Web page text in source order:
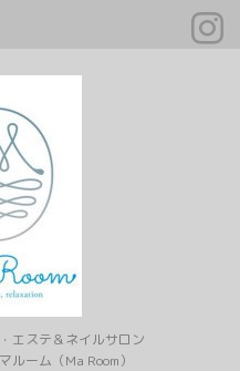
エステ＆ネイルサロン
ーム（Ma Room）